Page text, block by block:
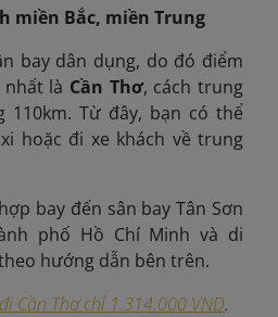
miền Bắc, miền Trung
bay dân dụng, do đó điểm
là Cần Thơ, cách trung
110km. Từ đây, bạn có thể
hoặc đi xe khách về trung
bay đến sân bay Tân Sơn
phố Hồ Chí Minh và di
hướng dẫn bên trên.
Cần Thơ chỉ 1.314.000 VND.